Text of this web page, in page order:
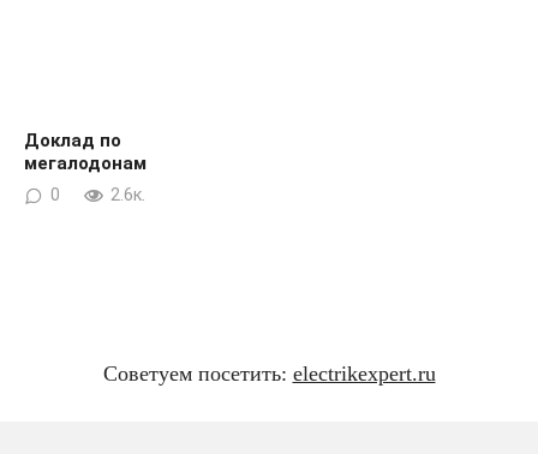
Доклад по
мегалодонам
0 2.6к.
Советуем посетить: electrikexpert.ru